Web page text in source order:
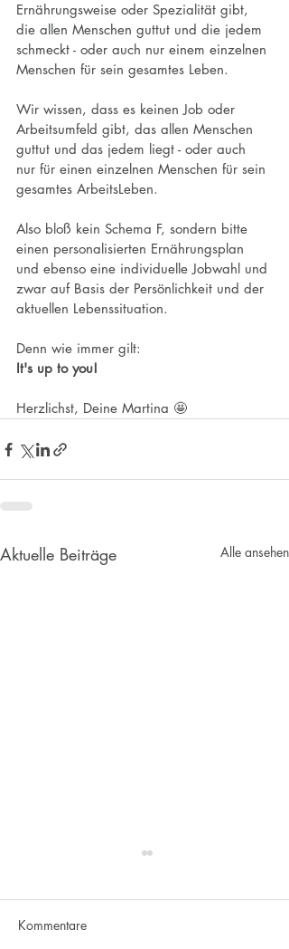
Ernährungsweise oder Spezialität gibt,
die allen Menschen guttut und die jedem
schmeckt - oder auch nur einem einzelnen
Menschen für sein gesamtes Leben.
Wir wissen, dass es keinen Job oder
Arbeitsumfeld gibt, das allen Menschen
guttut und das jedem liegt - oder auch
nur für einen einzelnen Menschen für sein
gesamtes ArbeitsLeben.
Also bloß kein Schema F, sondern bitte
einen personalisierten Ernährungsplan
und ebenso eine individuelle Jobwahl und
zwar auf Basis der Persönlichkeit und der
aktuellen Lebenssituation.
Denn wie immer gilt:
It's up to you!
Herzlichst, Deine Martina 🤩
Aktuelle Beiträge Alle ansehen
Kommentare